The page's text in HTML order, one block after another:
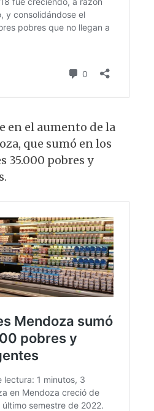
en el aumento de la
que sumó en los
35.000 pobres y